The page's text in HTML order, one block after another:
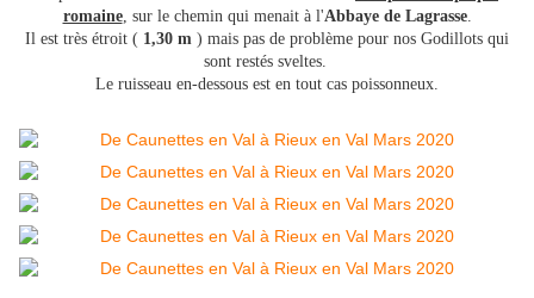
romaine, sur le chemin qui menait à l'Abbaye de Lagrasse.
Il est très étroit ( 1,30 m ) mais pas de problème pour nos Godillots qui
sont restés sveltes.
Le ruisseau en-dessous est en tout cas poissonneux.